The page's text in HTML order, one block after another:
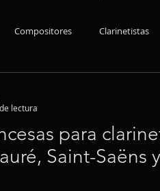
Compositores Clarinetistas
para
Saint-Saëns y
lectura